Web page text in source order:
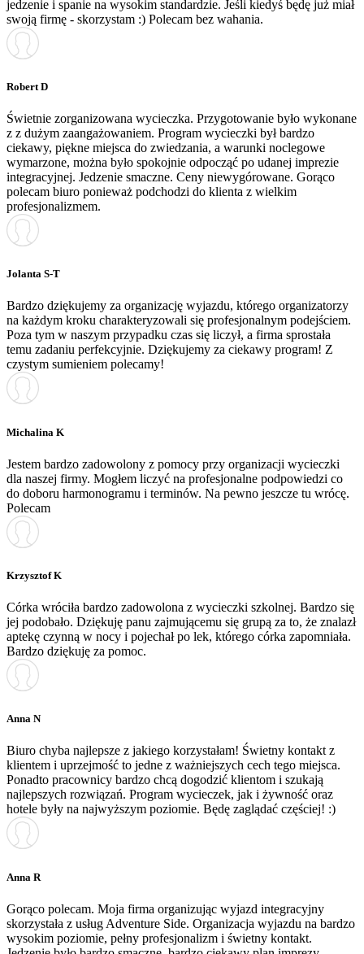
jedzenie i spanie na wysokim standardzie. Jeśli kiedyś będę już miał
swoją firmę - skorzystam :) Polecam bez wahania.
Robert D
Świetnie zorganizowana wycieczka. Przygotowanie było wykonane
z z dużym zaangażowaniem. Program wycieczki był bardzo
ciekawy, piękne miejsca do zwiedzania, a warunki noclegowe
wymarzone, można było spokojnie odpocząć po udanej imprezie
integracyjnej. Jedzenie smaczne. Ceny niewygórowane. Gorąco
polecam biuro ponieważ podchodzi do klienta z wielkim
profesjonalizmem.
Jolanta S-T
Bardzo dziękujemy za organizację wyjazdu, którego organizatorzy
na każdym kroku charakteryzowali się profesjonalnym podejściem.
Poza tym w naszym przypadku czas się liczył, a firma sprostała
temu zadaniu perfekcyjnie. Dziękujemy za ciekawy program! Z
czystym sumieniem polecamy!
Michalina K
Jestem bardzo zadowolony z pomocy przy organizacji wycieczki
dla naszej firmy. Mogłem liczyć na profesjonalne podpowiedzi co
do doboru harmonogramu i terminów. Na pewno jeszcze tu wrócę.
Polecam
Krzysztof K
Córka wróciła bardzo zadowolona z wycieczki szkolnej. Bardzo się
jej podobało. Dziękuję panu zajmującemu się grupą za to, że znalazł
aptekę czynną w nocy i pojechał po lek, którego córka zapomniała.
Bardzo dziękuję za pomoc.
Anna N
Biuro chyba najlepsze z jakiego korzystałam! Świetny kontakt z
klientem i uprzejmość to jedne z ważniejszych cech tego miejsca.
Ponadto pracownicy bardzo chcą dogodzić klientom i szukają
najlepszych rozwiązań. Program wycieczek, jak i żywność oraz
hotele były na najwyższym poziomie. Będę zaglądać częściej! :)
Anna R
Gorąco polecam. Moja firma organizując wyjazd integracyjny
skorzystała z usług Adventure Side. Organizacja wyjazdu na bardzo
wysokim poziomie, pełny profesjonalizm i świetny kontakt.